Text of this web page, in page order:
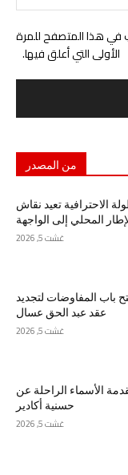
في هذا المتصفح للمرة
الأولى التي أعلق فيها.
من المصدر
الاحترافية تعيد نقاش
المحلي إلى الواجهة
غشت 5, 2026
باب المفاوضات لتجديد
عقد عبد الحق عسال
غشت 5, 2026
الأسماء الراحلة عن
حسنية أكادير
غشت 5, 2026